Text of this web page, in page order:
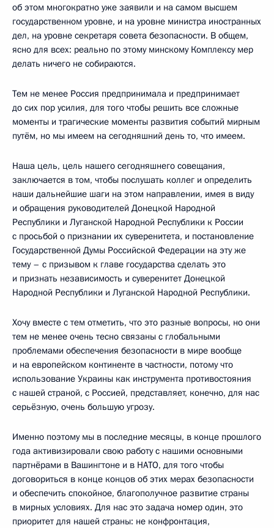
об этом многократно уже заявили и на самом высшем
государственном уровне, и на уровне министра иностранных
дел, на уровне секретаря совета безопасности. В общем,
ясно для всех: реально по этому минскому Комплексу мер
делать ничего не собираются.
Тем не менее Россия предпринимала и предпринимает
до сих пор усилия, для того чтобы решить все сложные
моменты и трагические моменты развития событий мирным
путём, но мы имеем на сегодняшний день то, что имеем.
Наша цель, цель нашего сегодняшнего совещания,
заключается в том, чтобы послушать коллег и определить
наши дальнейшие шаги на этом направлении, имея в виду
и обращения руководителей Донецкой Народной
Республики и Луганской Народной Республики к России
с просьбой о признании их суверенитета, и постановление
Государственной Думы Российской Федерации на эту же
тему – с призывом к главе государства сделать это
и признать независимость и суверенитет Донецкой
Народной Республики и Луганской Народной Республики.
Хочу вместе с тем отметить, что это разные вопросы, но они
тем не менее очень тесно связаны с глобальными
проблемами обеспечения безопасности в мире вообще
и на европейском континенте в частности, потому что
использование Украины как инструмента противостояния
с нашей страной, с Россией, представляет, конечно, для нас
серьёзную, очень большую угрозу.
Именно поэтому мы в последние месяцы, в конце прошлого
года активизировали свою работу с нашими основными
партнёрами в Вашингтоне и в НАТО, для того чтобы
договориться в конце концов об этих мерах безопасности
и обеспечить спокойное, благополучное развитие страны
в мирных условиях. Для нас это задача номер один, это
приоритет для нашей страны: не конфронтация,